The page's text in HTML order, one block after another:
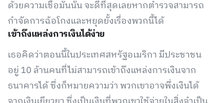
ด้วยความเชื่อมั่นนั้น จะดีที่สุดเลยหากตำรวจสามารถ
กำจัดการฉ้อโกงและหยุดยั้งเรื่องพวกนี้ได้
เข้าถึงแหล่งการเงินได้ง่าย
เธอคิดว่าตอนนี้ในประเทศสหรัฐอเมริกา มีประชาชน
อยู่ 10 ล้านคนที่ไม่สามารถเข้าถึงแหล่งการเงินจาก
ธนาคารได้ ซึ่งก็หมายความว่า พวกเขาอาจพึ่งเงินได้